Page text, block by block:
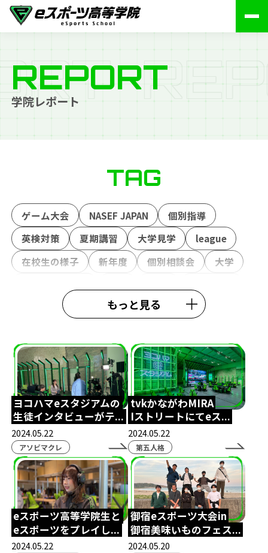
RT RE P
REPORT
学院レポート
TAG
ゲーム大会 NASEF JAPAN
個別指導
英検対策
夏期講習 大学見学
league
在校生の様子
新年度 個別相談会
大学
大会結果 中央高等学院
施設紹介
#TexasChristianUniversity
鹿児島eスポーツ
鹿児島通信制高校
スクールアドバイザー
外部理事
鈴木おさむ 春期講習
行事
模試
ガリットチュウ福島善成 柔術
#TIE
TIEWIN
ボランティア活動
ストリートファイター6
カゴシマeスタジアム
全日本高校eスポーツ選手権
ボードゲーム
コミュニケーション
ポケモンユナイト
北熊本駐屯地
陸上自衛隊
NASEF
もっと見る
ヨコハマeスタジアムの
生徒インタビューがテ...
2024.05.22
アソビマクレ
tvkかながわMIRA
Iストリートにてeス...
2024.05.22
第五人格
eスポーツ高等学院生と
eスポーツをプレイし...
2024.05.22
御宿eスポーツ大会in
御宿美味いものフェス...
2024.05.20